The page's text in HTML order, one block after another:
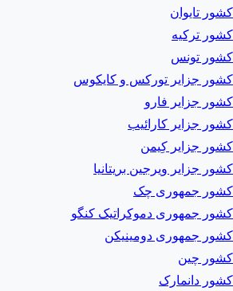
کشور تایوان
کشور ترکیه
کشور تونس
کشور جزایر تورکس و کایکوس
کشور جزایر فارو
کشور جزایر کارائیب
کشور جزایر کِیمن
کشور جزایر ویرجین بریتانیا
کشور جمهوری چک
کشور جمهوری دموکراتیک کنگو
کشور جمهوری دومینیکن
کشور چین
کشور دانمارک